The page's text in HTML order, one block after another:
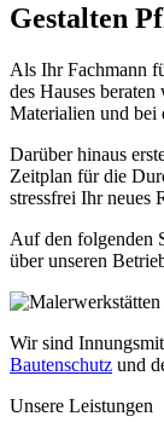
Gestalten P
Als Ihr Fachmann
des Hauses
Materialien und bei
Darüber hinaus
Zeitplan für die
stressfrei Ihr neues
Auf den folgenden
über unseren
Wir sind
Bautenschutz und
Unsere Leistungen